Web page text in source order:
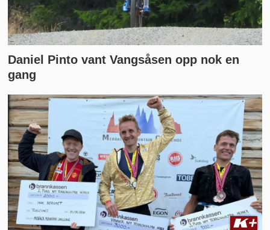
Daniel Pinto vant Vangsåsen opp nok en
gang